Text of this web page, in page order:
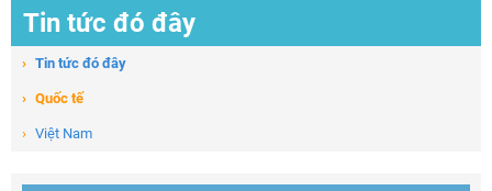
Tin tức đó đây
› Tin tức đó đây
› Quốc tế
› Việt Nam